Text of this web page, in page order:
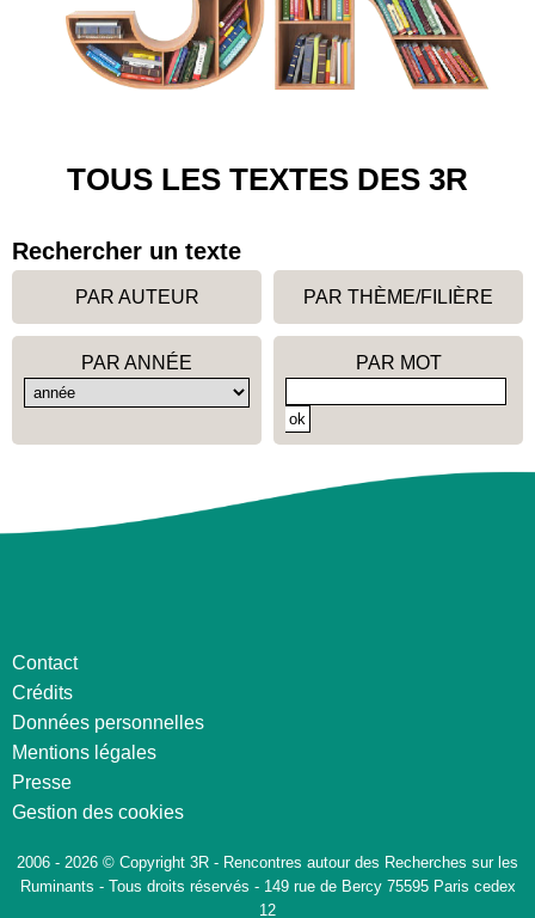
TOUS LES TEXTES DES 3R
Rechercher un texte
PAR AUTEUR PAR THÈME/FILIÈRE
PAR ANNÉE PAR MOT
Contact
Crédits
Données personnelles
Mentions légales
Presse
Gestion des cookies
2006 - 2026 © Copyright 3R - Rencontres autour des Recherches sur les
Ruminants - Tous droits réservés - 149 rue de Bercy 75595 Paris cedex
12